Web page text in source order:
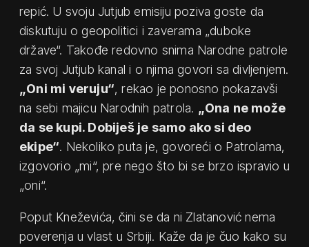
repić. U svoju Jutjub emisiju poziva goste da
diskutuju o geopolitici i zaverama „duboke
države“. Takođe redovno snima Narodne patrole
za svoj Jutjub kanal i o njima govori sa divljenjem.
„Oni mi veruju“, rekao je ponosno pokazavši
na sebi majicu Narodnih patrola. „Ona ne može
da se kupi. Dobiješ je samo ako si deo
ekipe“. Nekoliko puta je, govoreći o Patrolama,
izgovorio „mi“, pre nego što bi se brzo ispravio u
„oni“.
Poput Kneževića, čini se da ni Zlatanović nema
poverenja u vlast u Srbiji. Kaže da je čuo kako su